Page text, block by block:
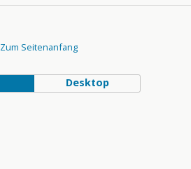
Zum Seitenanfang
Desktop